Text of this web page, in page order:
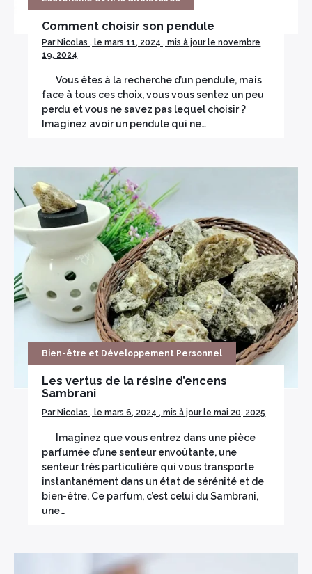
Comment choisir son pendule
Par Nicolas , le mars 11, 2024 , mis à jour le novembre
19, 2024
Vous êtes à la recherche d’un pendule, mais
face à tous ces choix, vous vous sentez un peu
perdu et vous ne savez pas lequel choisir ?
Imaginez avoir un pendule qui ne…
Bien-être et Développement Personnel
Les vertus de la résine d’encens
Sambrani
Par Nicolas , le mars 6, 2024 , mis à jour le mai 20, 2025
Imaginez que vous entrez dans une pièce
parfumée d’une senteur envoûtante, une
senteur très particulière qui vous transporte
instantanément dans un état de sérénité et de
bien-être. Ce parfum, c’est celui du Sambrani,
une…